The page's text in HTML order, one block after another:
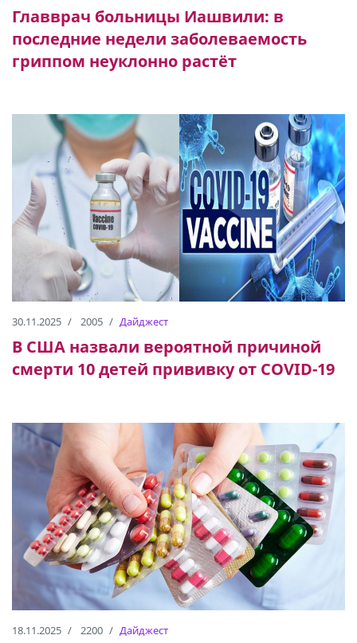
Главврач больницы Иашвили: в
последние недели заболеваемость
гриппом неуклонно растёт
30.11.2025 2005 Дайджест
В США назвали вероятной причиной
смерти 10 детей прививку от COVID-19
18.11.2025 2200 Дайджест